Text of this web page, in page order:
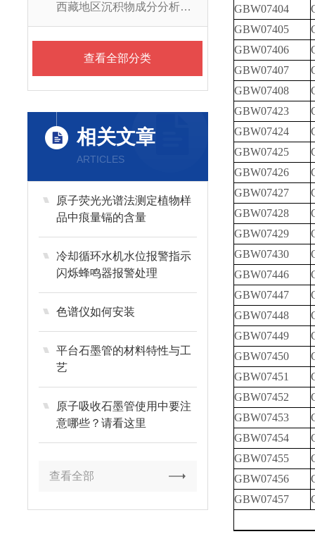
西藏地区沉积物成分分析标准物质
查看全部分类
相关文章
ARTICLES
原子荧光光谱法测定植物样
品中痕量镉的含量
冷却循环水机水位报警指示
闪烁蜂鸣器报警处理
色谱仪如何安装
平台石墨管的材料特性与工
艺
原子吸收石墨管使用中要注
意哪些？请看这里
查看全部
GBW07404
GBW07405
GBW07406
GBW07407
GBW07408
GBW07423
GBW07424
GBW07425
GBW07426
GBW07427
GBW07428
GBW07429
GBW07430
GBW07446
GBW07447
GBW07448
GBW07449
GBW07450
GBW07451
GBW07452
GBW07453
GBW07454
GBW07455
GBW07456
GBW07457